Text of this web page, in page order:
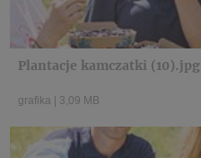
Plantacje kamczatki (10).jpg
grafika | 3,09 MB